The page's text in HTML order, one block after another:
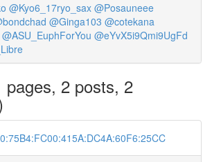
@Kyo6_17ryo_sax @Posauneee
@Ginga103 @cotekana
@ASU_EuphForYou @eYvX5i9Qmi9UgFd
pages, 2 posts, 2